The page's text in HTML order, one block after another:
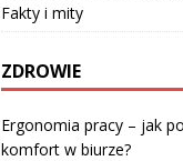
Fakty i mity
ZDROWIE
Ergonomia pracy – jak
komfort w biurze?